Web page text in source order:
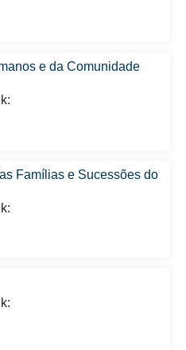
e da Comunidade
Famílias e Sucessões do